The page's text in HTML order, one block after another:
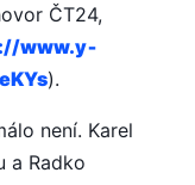
ČT24,
www.y­
).
není. Karel
a Radko